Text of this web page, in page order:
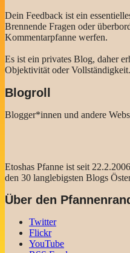
Dein Feedback ist ein
Brennende Fragen oder
Kommentarpfanne werfen.
Es ist ein privates Blog, daher
Objektivität oder Vollständigkeit.
Blogroll
Blogger*innen und andere
Etoshas Pfanne ist seit
den 30 langlebigsten Blogs
Über den
Twitter
Flickr
YouTube